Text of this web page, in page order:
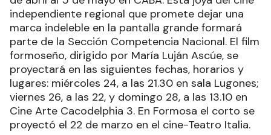
El cortometraje El ojo del monstruo, trabajo de
tesis final de egresados y egresadas de la carrera
de Realización Cinematográfica de la Escuela de
Cine de Formosa (ENERC NEA), participará del